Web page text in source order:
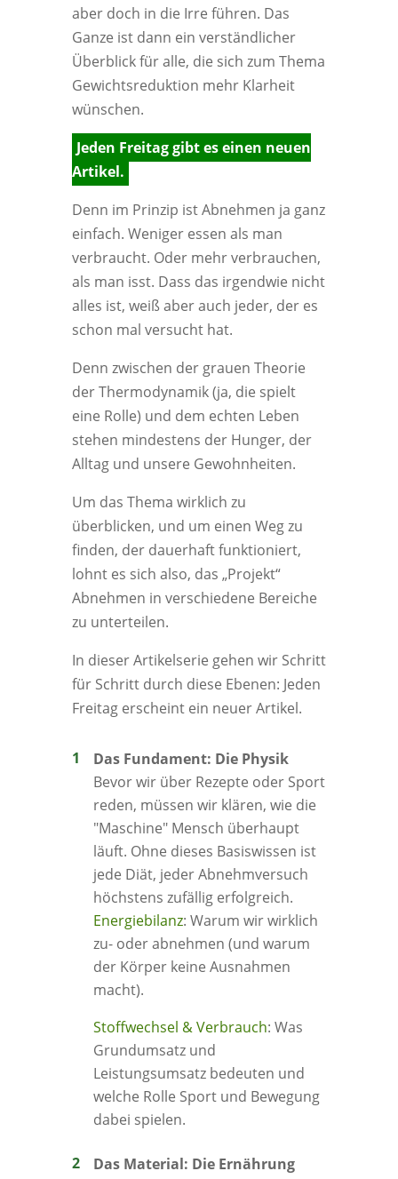
aber doch in die Irre führen. Das
Ganze ist dann ein verständlicher
Überblick für alle, die sich zum Thema
Gewichtsreduktion mehr Klarheit
wünschen.
Jeden Freitag gibt es einen neuen
Artikel.
Denn im Prinzip ist Abnehmen ja ganz
einfach. Weniger essen als man
verbraucht. Oder mehr verbrauchen,
als man isst. Dass das irgendwie nicht
alles ist, weiß aber auch jeder, der es
schon mal versucht hat.
Denn zwischen der grauen Theorie
der Thermodynamik (ja, die spielt
eine Rolle) und dem echten Leben
stehen mindestens der Hunger, der
Alltag und unsere Gewohnheiten.
Um das Thema wirklich zu
überblicken, und um einen Weg zu
finden, der dauerhaft funktioniert,
lohnt es sich also, das „Projekt“
Abnehmen in verschiedene Bereiche
zu unterteilen.
In dieser Artikelserie gehen wir Schritt
für Schritt durch diese Ebenen: Jeden
Freitag erscheint ein neuer Artikel.
Das Fundament: Die Physik
Bevor wir über Rezepte oder Sport
reden, müssen wir klären, wie die
"Maschine" Mensch überhaupt
läuft. Ohne dieses Basiswissen ist
jede Diät, jeder Abnehmversuch
höchstens zufällig erfolgreich.
Energiebilanz: Warum wir wirklich
zu- oder abnehmen (und warum
der Körper keine Ausnahmen
macht).
Stoffwechsel & Verbrauch: Was
Grundumsatz und
Leistungsumsatz bedeuten und
welche Rolle Sport und Bewegung
dabei spielen.
Das Material: Die Ernährung